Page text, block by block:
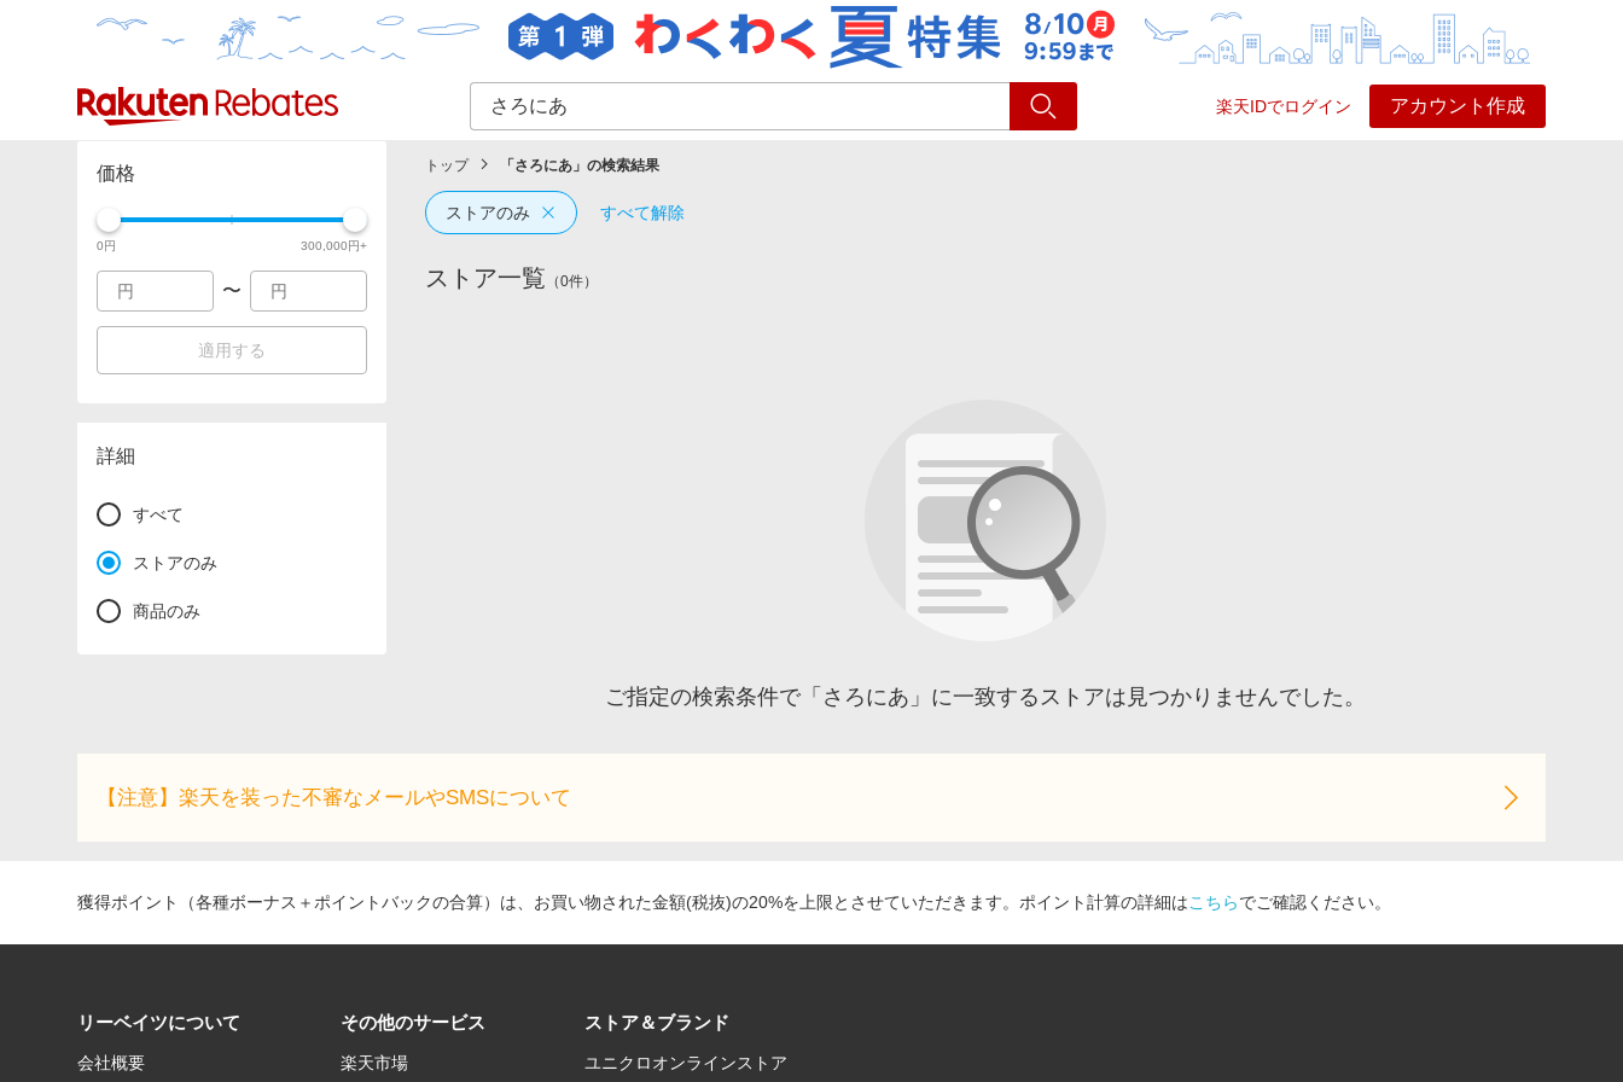
楽天IDでログイン アカウント作成
カテゴリー一覧 イベント一覧 ショッピング
価格
0円 300,000円+
〜
適用する
詳細
すべて
ストアのみ
商品のみ
トップ 「 さろにあ 」の検索結果
ストアのみ すべて解除
ストア一覧 （0件）
ご指定の検索条件で「さろにあ」に一致するストアは見つかりませんでした。
【注意】楽天を装った不審なメールやSMSについて
獲得ポイント（各種ボーナス＋ポイントバックの合算）は、お買い物された金額(税抜)の20%を上限とさせていただきます。ポイント計算の詳細はこちらでご確認ください。
リーベイツについて
会社概要
その他のサービス
楽天市場
ストア＆ブランド
ユニクロオンラインストア